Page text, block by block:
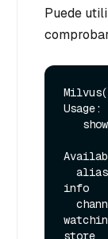
Puede
Usage:
info
store